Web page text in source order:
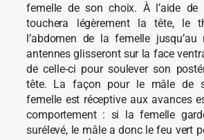
femelle de son choix. À l’aide de
touchera légèrement la tête, le
l’abdomen de la femelle
antennes glisseront sur la face
de celle-ci pour soulever son
tête. La façon pour le mâle de
femelle est réceptive aux avances
comportement : si la femelle
surélevé, le mâle a donc le feu vert